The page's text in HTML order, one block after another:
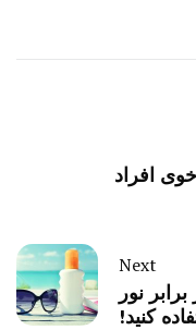
افراد
Next
نور
کنید!